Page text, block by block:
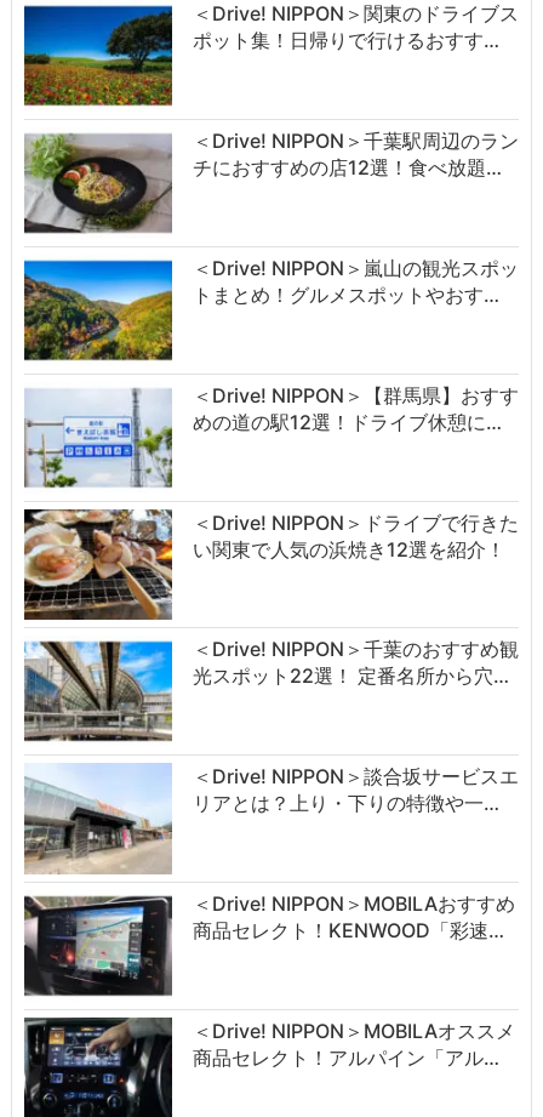
＜Drive! NIPPON＞関東のドライブス
ポット集！日帰りで行けるおすす…
＜Drive! NIPPON＞千葉駅周辺のラン
チにおすすめの店12選！食べ放題…
＜Drive! NIPPON＞嵐山の観光スポッ
トまとめ！グルメスポットやおす…
＜Drive! NIPPON＞【群馬県】おすす
めの道の駅12選！ドライブ休憩に…
＜Drive! NIPPON＞ドライブで行きた
い関東で人気の浜焼き12選を紹介！
＜Drive! NIPPON＞千葉のおすすめ観
光スポット22選！ 定番名所から穴…
＜Drive! NIPPON＞談合坂サービスエ
リアとは？上り・下りの特徴や一…
＜Drive! NIPPON＞MOBILAおすすめ
商品セレクト！KENWOOD「彩速…
＜Drive! NIPPON＞MOBILAオススメ
商品セレクト！アルパイン「アル…